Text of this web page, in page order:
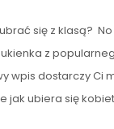
się z klasą?
z
wpis dostarczy Ci
jak ubiera się